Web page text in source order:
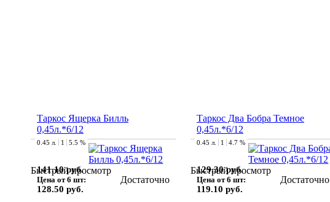
Таркос Ящерка Билль
0,45л.*6/12
Быстрый просмотр
0.45 л. 1 5.5 %
141.10 руб.
Цена от 6 шт:
128.50 руб.
Достаточно
Таркос Два Бобра Темное
0,45л.*6/12
Быстрый просмотр
0.45 л. 1 4.7 %
129.30 руб.
Цена от 6 шт:
119.10 руб.
Достаточно